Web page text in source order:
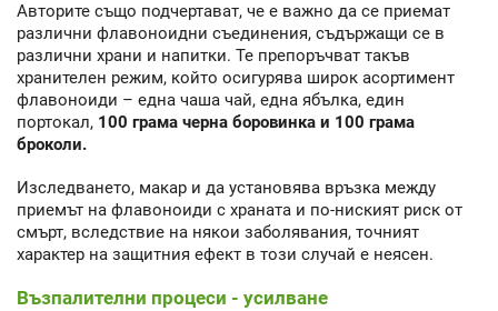
Авторите също подчертават, че е важно да се приемат
различни флавоноидни съединения, съдържащи се в
различни храни и напитки. Те препоръчват такъв
хранителен режим, който осигурява широк асортимент
флавоноиди – една чаша чай, една ябълка, един
портокал, 100 грама черна боровинка и 100 грама
броколи.
Изследването, макар и да установява връзка между
приемът на флавоноиди с храната и по-ниският риск от
смърт, вследствие на някои заболявания, точният
характер на защитния ефект в този случай е неясен.
Възпалителни процеси - усилване